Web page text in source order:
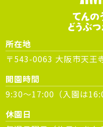
所在地
〒543-0063 大阪市天王
開園時間
9:30～17:00（入園は
休園日